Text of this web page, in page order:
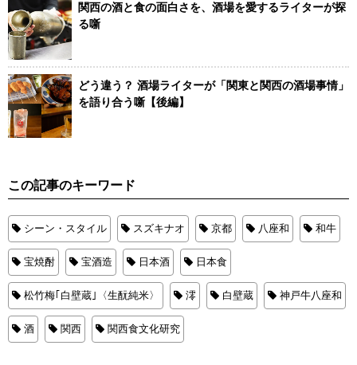
関西の酒と食の面白さを、酒場を愛するライターが探
る噺
どう違う？ 酒場ライターが「関東と関西の酒場事情」
を語り合う噺【後編】
この記事のキーワード
シーン・スタイル スズキナオ 京都 八座和 和牛
宝焼酎 宝酒造 日本酒 日本食
松竹梅｢白壁蔵｣〈生酛純米〉 澪 白壁蔵 神戸牛八座和
酒 関西 関西食文化研究